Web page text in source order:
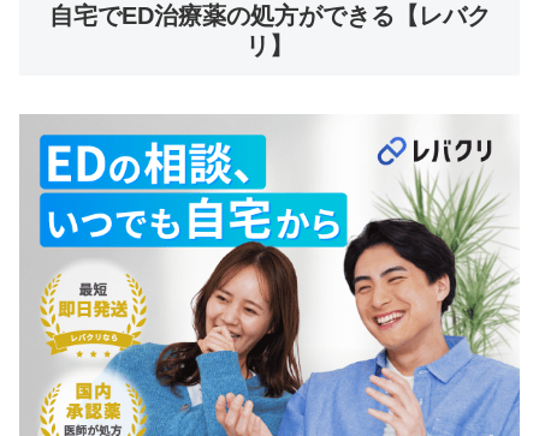
自宅でED治療薬の処方ができる【レバク
リ】